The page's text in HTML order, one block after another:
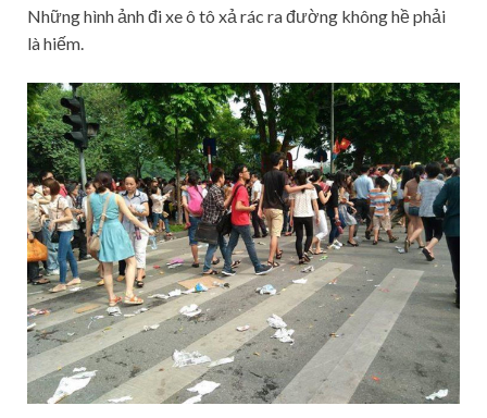
Những hình ảnh đi xe ô tô xả rác ra đường không hề phải
là hiếm.